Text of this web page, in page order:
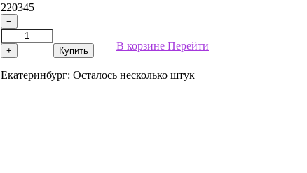
220345
−
+ Купить В корзине Перейти
Екатеринбург: Осталось несколько штук